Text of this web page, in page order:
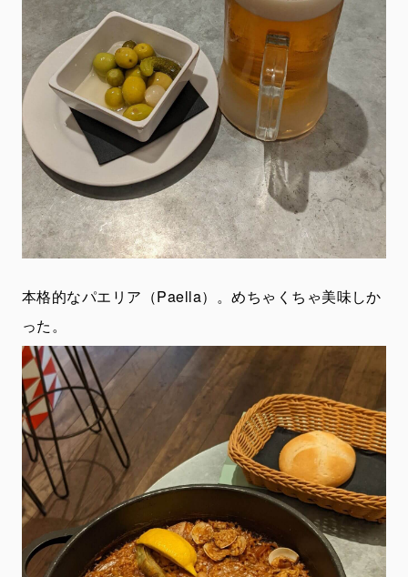
本格的なパエリア（Paella）。めちゃくちゃ美味しか
った。